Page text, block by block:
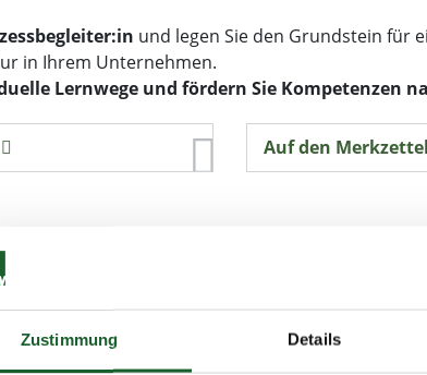
Zustimmung Details
und legen Sie den Grundstein für
in Ihrem Unternehmen.
Lernwege und fördern Sie Kompetenzen
Auf den Merkzettel